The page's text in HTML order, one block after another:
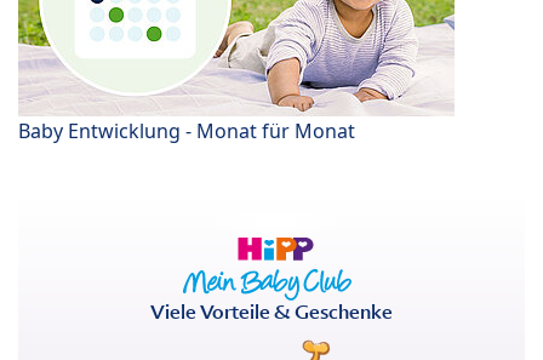
Baby Entwicklung - Monat für Monat
Viele Vorteile & Geschenke